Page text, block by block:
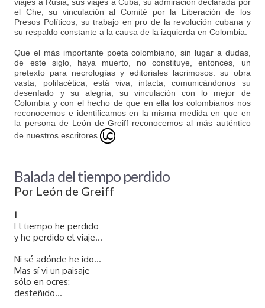
el Che, su vinculación al Comité por la Liberación de los
Presos Políticos, su trabajo en pro de la revolución cubana y
su respaldo constante a la causa de la izquierda en Colombia.
Que el más importante poeta colombiano, sin lugar a dudas,
de este siglo, haya muerto, no constituye, entonces, un
pretexto para necrologías y editoriales lacrimosos: su obra
vasta, polifacética, está viva, intacta, comunicándonos su
desenfado y su alegría, su vinculación con lo mejor de
Colombia y con el hecho de que en ella los colombianos nos
reconocemos e identificamos en la misma medida en que en
la persona de León de Greiff reconocemos al más auténtico
de nuestros escritores.
Balada del tiempo perdido
Por León de Greiff
I
El tiempo he perdido
y he perdido el viaje...
Ni sé adónde he ido...
Mas sí vi un paisaje
sólo en ocres:
desteñido...